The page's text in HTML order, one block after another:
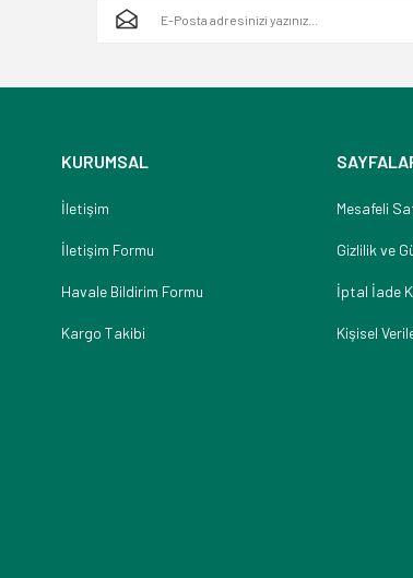
KURUMSAL
İletişim
İletişim Formu
Havale Bildirim Formu
Kargo Takibi
Mesafeli
Gizlilik ve
İptal İade
Kişisel